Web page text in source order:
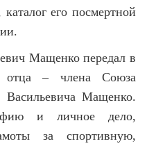
его посмертной
Мащенко передал в
отца – члена Союза
Мащенко.
и личное дело,
за спортивную,